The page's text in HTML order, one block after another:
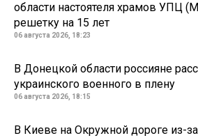
области настоятеля храмов УПЦ
решетку на 15 лет
06 августа 2026, 18:23
В Донецкой области россияне
украинского военного в плену
06 августа 2026, 18:15
В Киеве на Окружной дороге из-